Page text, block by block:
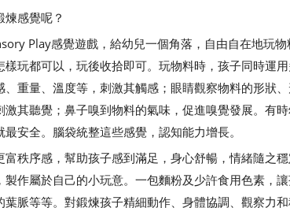
感覺呢？
Play感覺遊戲，給幼兒一個角落，自由自在地玩物
樣玩都可以，玩後收拾即可。玩物料時，孩子同時運
重量、溫度等，刺激其觸感；眼睛觀察物料的形狀
激其聽覺；鼻子嗅到物料的氣味，促進嗅覺發展。有
安全。腦袋統整這些感覺，認知能力增長。
序感，幫助孩子感到滿足，身心舒暢，情緒隨之穩
製作屬於自己的小玩意。一包麵粉及少許食用色素，
脈等等。對鍛煉孩子精細動作、身體協調、觀察力和